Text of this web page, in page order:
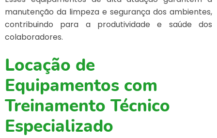
manutenção da limpeza e segurança dos ambientes,
contribuindo para a produtividade e saúde dos
colaboradores.
Locação de
Equipamentos com
Treinamento Técnico
Especializado